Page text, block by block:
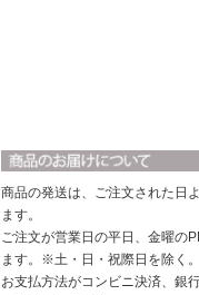
商品の発送は、ご注文された日
ます。
ご注文が営業日の平日、金曜の
ます。※土・日・祝際日を除く。
お支払方法がコンビニ決済、銀